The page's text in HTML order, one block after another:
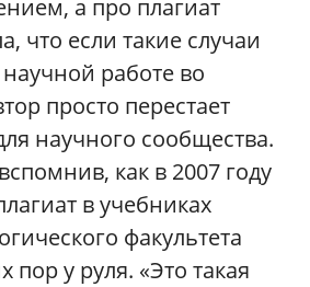
а про плагиат
что если такие случаи
работе во
просто перестает
научного сообщества.
как в 2007 году
в учебниках
факультета
пор у руля. «Это такая